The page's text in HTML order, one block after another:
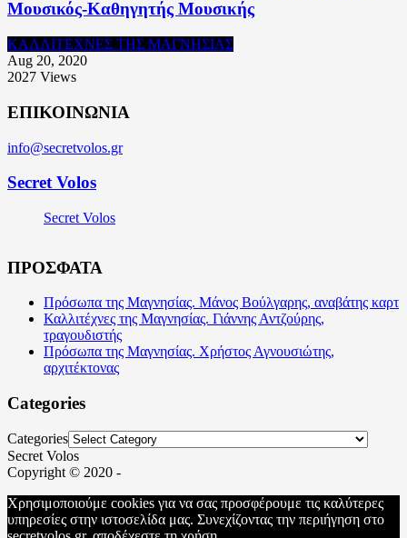
Μουσικός-Καθηγητής Μουσικής
ΚΑΛΛΙΤΕΧΝΕΣ ΤΗΣ ΜΑΓΝΗΣΙΑΣ
Aug 20, 2020
2027 Views
ΕΠΙΚΟΙΝΩΝΙΑ
info@secretvolos.gr
Secret Volos
Secret Volos
ΠΡΟΣΦΑΤΑ
Πρόσωπα της Μαγνησίας. Μάνος Βούλγαρης, αναβάτης καρτ
Καλλιτέχνες της Μαγνησίας. Γιάννης Αντζούρης,
τραγουδιστής
Πρόσωπα της Μαγνησίας. Χρήστος Αγνουσιώτης,
αρχιτέκτονας
Categories
Categories
Secret Volos
Copyright © 2020 -
Χρησιμοποιούμε cookies για να σας προσφέρουμε τις καλύτερες
υπηρεσίες στην ιστοσελίδα μας. Συνεχίζοντας την περιήγηση στο